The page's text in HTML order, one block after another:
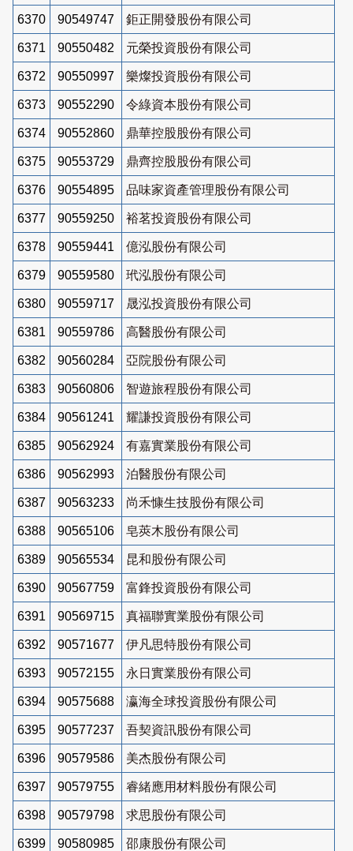
6370 90549747 鉅正開發股份有限公司
6371 90550482 元榮投資股份有限公司
6372 90550997 樂燦投資股份有限公司
6373 90552290 令綠資本股份有限公司
6374 90552860 鼎華控股股份有限公司
6375 90553729 鼎齊控股股份有限公司
6376 90554895 品味家資產管理股份有限公司
6377 90559250 裕茗投資股份有限公司
6378 90559441 億泓股份有限公司
6379 90559580 玳泓股份有限公司
6380 90559717 晟泓投資股份有限公司
6381 90559786 高醫股份有限公司
6382 90560284 亞院股份有限公司
6383 90560806 智遊旅程股份有限公司
6384 90561241 耀謙投資股份有限公司
6385 90562924 有嘉實業股份有限公司
6386 90562993 泊醫股份有限公司
6387 90563233 尚禾慷生技股份有限公司
6388 90565106 皂莢木股份有限公司
6389 90565534 昆和股份有限公司
6390 90567759 富鋒投資股份有限公司
6391 90569715 真福聯實業股份有限公司
6392 90571677 伊凡思特股份有限公司
6393 90572155 永日實業股份有限公司
6394 90575688 瀛海全球投資股份有限公司
6395 90577237 吾契資訊股份有限公司
6396 90579586 美杰股份有限公司
6397 90579755 睿緒應用材料股份有限公司
6398 90579798 求思股份有限公司
6399 90580985 邵康股份有限公司